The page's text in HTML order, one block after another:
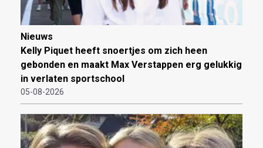
Nieuws
Kelly Piquet heeft snoertjes om zich heen
gebonden en maakt Max Verstappen erg gelukkig
in verlaten sportschool
05-08-2026